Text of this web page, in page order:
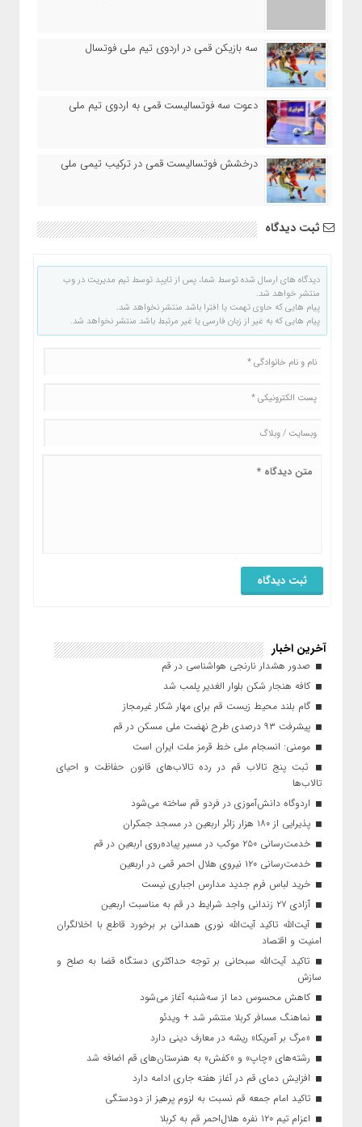
سه بازیکن قمی در اردوی تیم ملی فوتسال
دعوت سه فوتسالیست قمی به اردوی تیم ملی
درخشش فوتسالیست قمی در ترکیب تیمی ملی
ثبت دیدگاه
دیدگاه های ارسال شده توسط شما، پس از تایید توسط تیم مدیریت در وب
منتشر خواهد شد.
پیام هایی که حاوی تهمت یا افترا باشد منتشر نخواهد شد.
پیام هایی که به غیر از زبان فارسی یا غیر مرتبط باشد منتشر نخواهد شد.
آخرین اخبار
صدور هشدار نارنجی هواشناسی در قم
کافه هنجار شکن بلوار الغدیر پلمب شد
گام بلند محیط زیست قم برای مهار شکار غیرمجاز
پیشرفت ۹۳ درصدی طرح نهضت ملی مسکن در قم
مومنی: انسجام ملی خط قرمز ملت ایران است
ثبت پنج تالاب قم در رده تالاب‌های قانون حفاظت و احیای
تالاب‌ها
اردوگاه دانش‌آموزی در فردو قم ساخته می‌شود
پذیرایی از ۱۸۰ هزار زائر اربعین در مسجد جمکران
خدمت‌رسانی ۲۵۰ موکب در مسیر پیاده‌روی اربعین در قم
خدمت‌رسانی ۱۲۰ نیروی هلال احمر قمی در اربعین
خرید لباس فرم جدید مدارس اجباری نیست
آزادی ۲۷ زندانی واجد شرایط در قم به مناسبت اربعین
آیت‌الله تاکید آیت‌الله نوری همدانی بر برخورد قاطع با اخلالگران
امنیت و اقتصاد
تاکید آیت‌الله‌ سبحانی بر توجه حداکثری دستگاه قضا به صلح و
سازش
کاهش محسوس دما از سه‌شنبه آغاز می‌شود
نماهنگ مسافر کربلا منتشر شد + ویدئو
«مرگ بر آمریکا» ریشه در معارف دینی دارد
رشته‌های «چاپ» و «کفش» به هنرستان‌های قم اضافه شد
افزایش دمای قم در آغاز هفته جاری ادامه دارد
تاکید امام جمعه قم نسبت به لزوم پرهیز از دودستگی
اعزام تیم ۱۲۰ نفره هلال‌احمر قم به کربلا